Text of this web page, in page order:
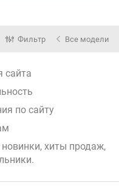
Фильтр Все модели
сайта
по сайту
хиты продаж,
.